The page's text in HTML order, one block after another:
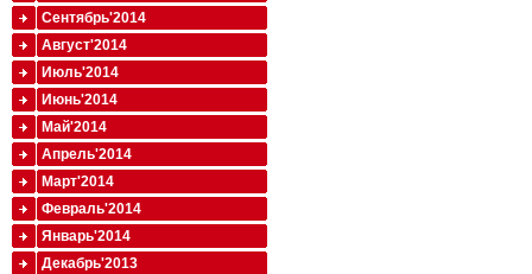
Сентябрь'2014
Август'2014
Июль'2014
Июнь'2014
Май'2014
Апрель'2014
Март'2014
Февраль'2014
Январь'2014
Декабрь'2013